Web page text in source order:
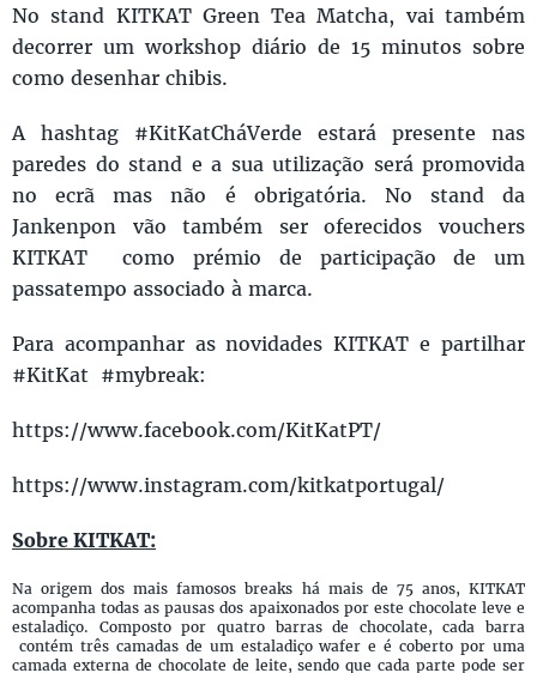
No stand KITKAT Green Tea Matcha, vai também
decorrer um workshop diário de 15 minutos sobre
como desenhar chibis.
A hashtag #KitKatCháVerde estará presente nas
paredes do stand e a sua utilização será promovida
no ecrã mas não é obrigatória. No stand da
Jankenpon vão também ser oferecidos vouchers
KITKAT como prémio de participação de um
passatempo associado à marca.
Para acompanhar as novidades KITKAT e partilhar
#KitKat #mybreak:
https://www.facebook.com/KitKatPT/
https://www.instagram.com/kitkatportugal/
Sobre KITKAT:
Na origem dos mais famosos breaks há mais de 75 anos, KITKAT
acompanha todas as pausas dos apaixonados por este chocolate leve e
estaladiço. Composto por quatro barras de chocolate, cada barra
contém três camadas de um estaladiço wafer e é coberto por uma
camada externa de chocolate de leite, sendo que cada parte pode ser